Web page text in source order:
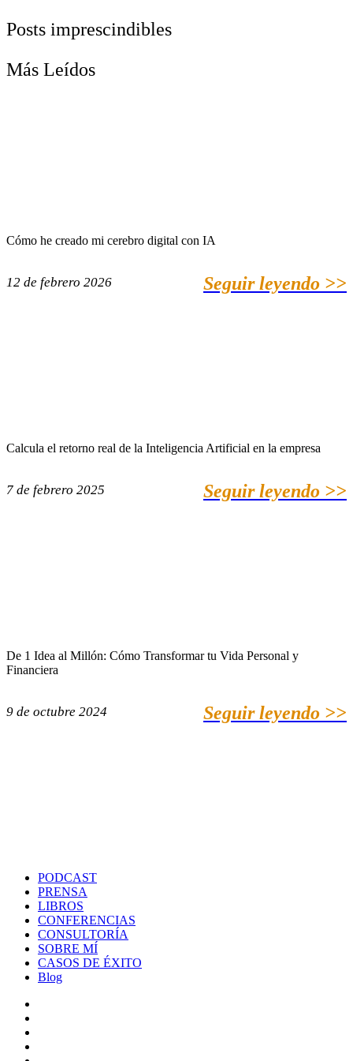
Posts imprescindibles
Más Leídos
Cómo he creado mi cerebro digital con IA
12 de febrero 2026 Seguir leyendo >>
Calcula el retorno real de la Inteligencia Artificial en la empresa
7 de febrero 2025 Seguir leyendo >>
De 1 Idea al Millón: Cómo Transformar tu Vida Personal y
Financiera
9 de octubre 2024 Seguir leyendo >>
PODCAST
PRENSA
LIBROS
CONFERENCIAS
CONSULTORÍA
SOBRE MÍ
CASOS DE ÉXITO
Blog